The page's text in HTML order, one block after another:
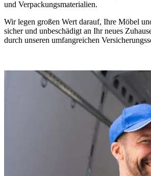
und Verpackungsmaterialien.
Wir legen großen Wert darauf, Ihre Möbel
sicher und unbeschädigt an Ihr neues
durch unseren umfangreichen